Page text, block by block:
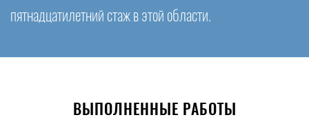
пятнадцатилетний стаж в этой области.
ВЫПОЛНЕННЫЕ РАБОТЫ